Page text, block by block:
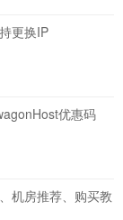
更换IP
优惠码
机房推荐、购买教